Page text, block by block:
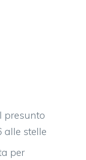
presunto
alle stelle
per